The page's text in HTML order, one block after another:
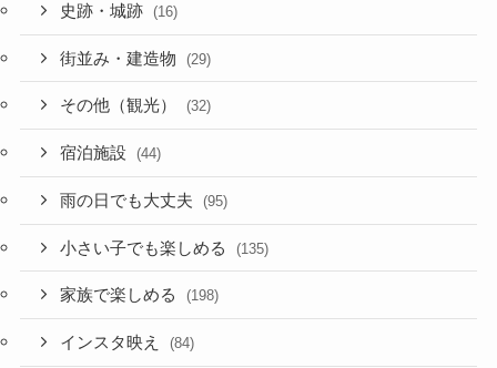
史跡・城跡 (16)
街並み・建造物 (29)
その他（観光） (32)
宿泊施設 (44)
雨の日でも大丈夫 (95)
小さい子でも楽しめる (135)
家族で楽しめる (198)
インスタ映え (84)